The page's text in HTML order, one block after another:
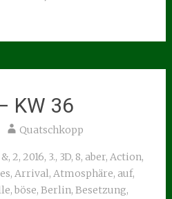
KW 36
Quatschkopp
&, 2, 2016, 3., 3D, 8, aber, Action,
, Arrival, Atmosphäre, auf,
, böse, Berlin, Besetzung,